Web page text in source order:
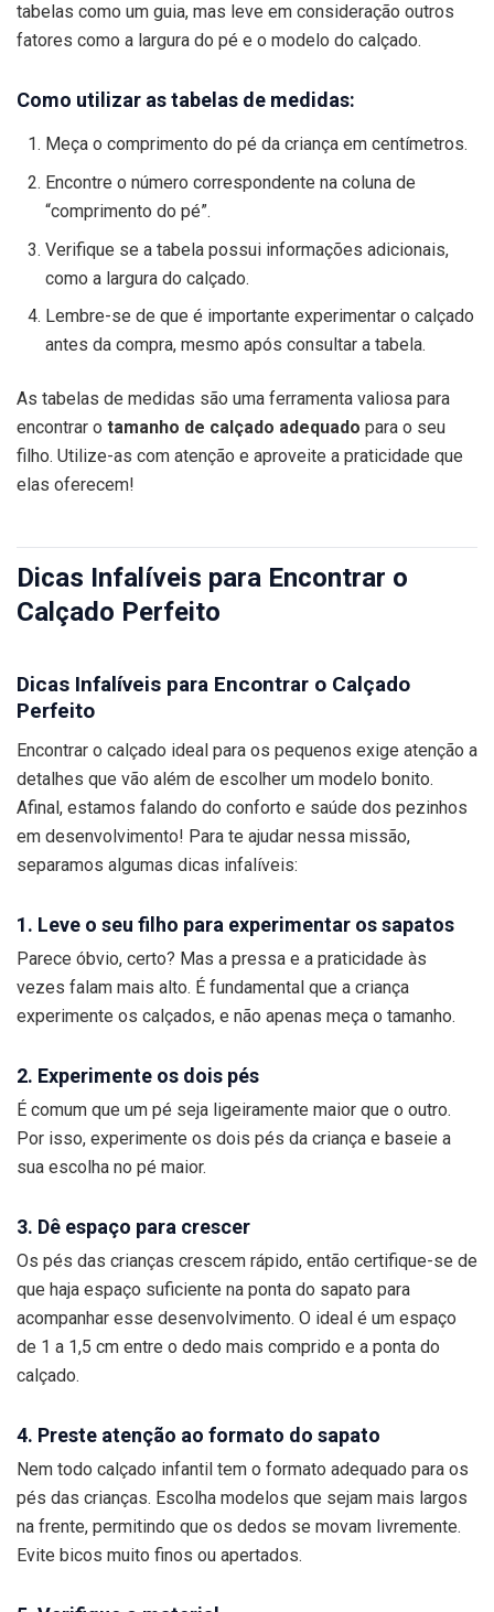
tabelas como um guia, mas leve em consideração outros
fatores como a largura do pé e o modelo do calçado.
Como utilizar as tabelas de medidas:
Meça o comprimento do pé da criança em centímetros.
Encontre o número correspondente na coluna de
“comprimento do pé”.
Verifique se a tabela possui informações adicionais,
como a largura do calçado.
Lembre-se de que é importante experimentar o calçado
antes da compra, mesmo após consultar a tabela.
As tabelas de medidas são uma ferramenta valiosa para
encontrar o tamanho de calçado adequado para o seu
filho. Utilize-as com atenção e aproveite a praticidade que
elas oferecem!
Dicas Infalíveis para Encontrar o
Calçado Perfeito
Dicas Infalíveis para Encontrar o Calçado
Perfeito
Encontrar o calçado ideal para os pequenos exige atenção a
detalhes que vão além de escolher um modelo bonito.
Afinal, estamos falando do conforto e saúde dos pezinhos
em desenvolvimento! Para te ajudar nessa missão,
separamos algumas dicas infalíveis:
1. Leve o seu filho para experimentar os sapatos
Parece óbvio, certo? Mas a pressa e a praticidade às
vezes falam mais alto. É fundamental que a criança
experimente os calçados, e não apenas meça o tamanho.
2. Experimente os dois pés
É comum que um pé seja ligeiramente maior que o outro.
Por isso, experimente os dois pés da criança e baseie a
sua escolha no pé maior.
3. Dê espaço para crescer
Os pés das crianças crescem rápido, então certifique-se de
que haja espaço suficiente na ponta do sapato para
acompanhar esse desenvolvimento. O ideal é um espaço
de 1 a 1,5 cm entre o dedo mais comprido e a ponta do
calçado.
4. Preste atenção ao formato do sapato
Nem todo calçado infantil tem o formato adequado para os
pés das crianças. Escolha modelos que sejam mais largos
na frente, permitindo que os dedos se movam livremente.
Evite bicos muito finos ou apertados.